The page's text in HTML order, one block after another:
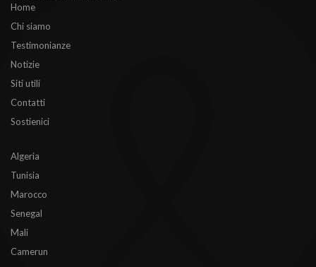
Home
Chi siamo
Testimonianze
Notizie
Siti utili
Contatti
Sostienici
Algeria
Tunisia
Marocco
Senegal
Mali
Camerun